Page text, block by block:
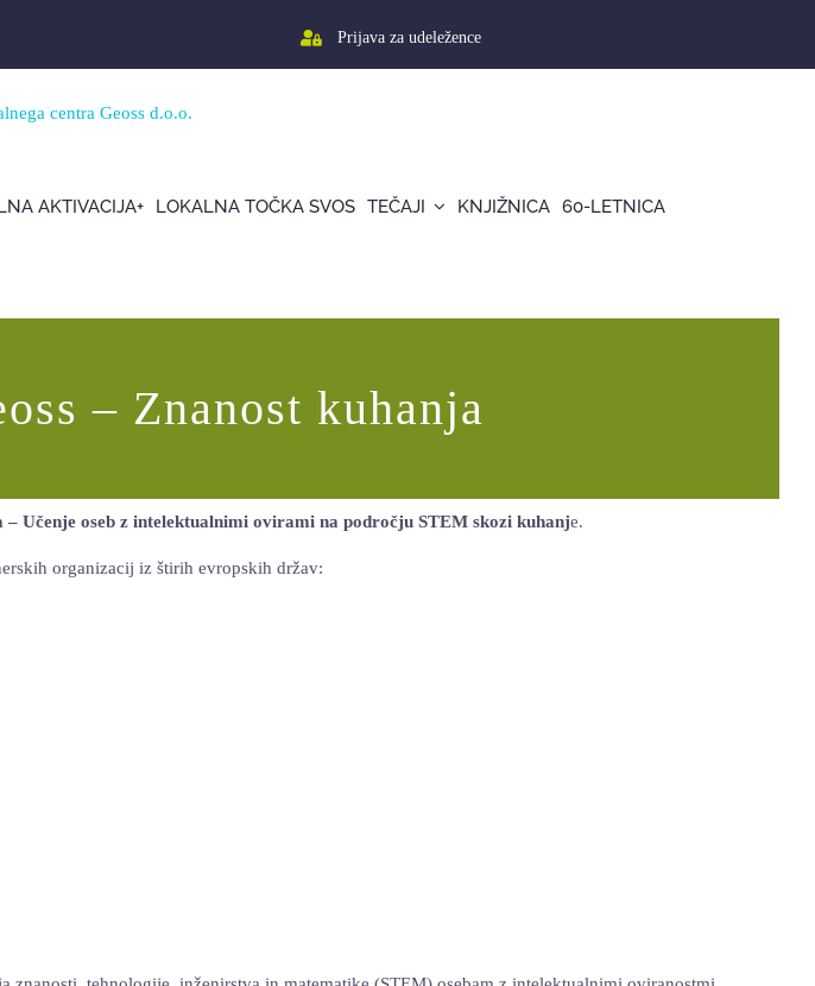
Prijava za udeležence
AKTIVACIJA+ LOKALNA TOČKA SVOS TEČAJI KNJIŽNICA 60-LETNICA
– Znanost kuhanja
– Učenje oseb z intelektualnimi ovirami na področju STEM skozi kuhanje.
organizacij iz štirih evropskih držav: